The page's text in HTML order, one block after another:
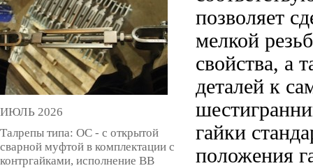
позволяет
мелкой
свойства, а
деталей к
гайки
положения
ИЮЛЬ 2026
Талрепы типа: ОС - с открытой
сварной муфтой в комплектации с
контргайками, исполнение ВВ